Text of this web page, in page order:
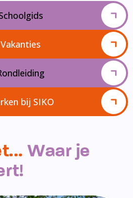
Vakanties
bij SIKO
Waar je